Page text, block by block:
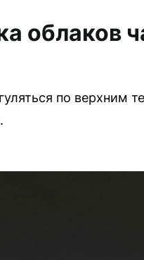
облаков
по верхним